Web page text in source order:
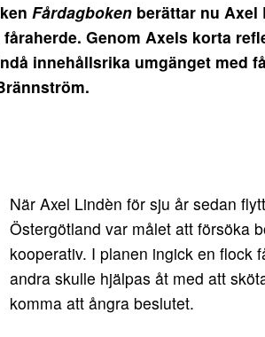
Fårdagboken berättar nu Axel
Genom Axels korta
innehållsrika umgänget med
När Axel Lindèn för sju år sedan
Östergötland var målet att försöka
kooperativ. I planen ingick en flock
andra skulle hjälpas åt med att
komma att ångra beslutet.